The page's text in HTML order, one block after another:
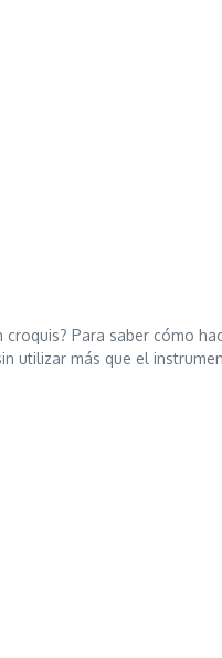
croquis? Para saber cómo
utilizar más que el